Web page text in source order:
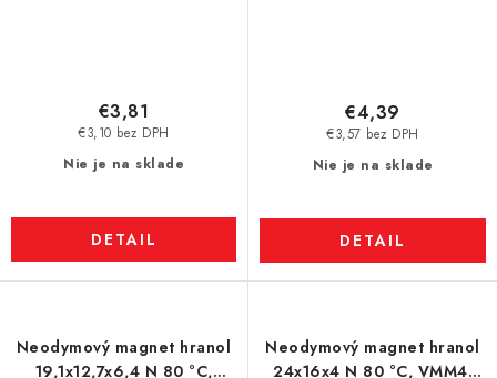
Nie je na sklade
€3,10 bez DPH
€3,81
DETAIL
Nie je na sklade
€3,57 bez DPH
€4,39
DETAIL
Neodymový magnet hranol
19,1x12,7x6,4 N 80 °C,
Neodymový magnet hranol
24x16x4 N 80 °C, VMM4-